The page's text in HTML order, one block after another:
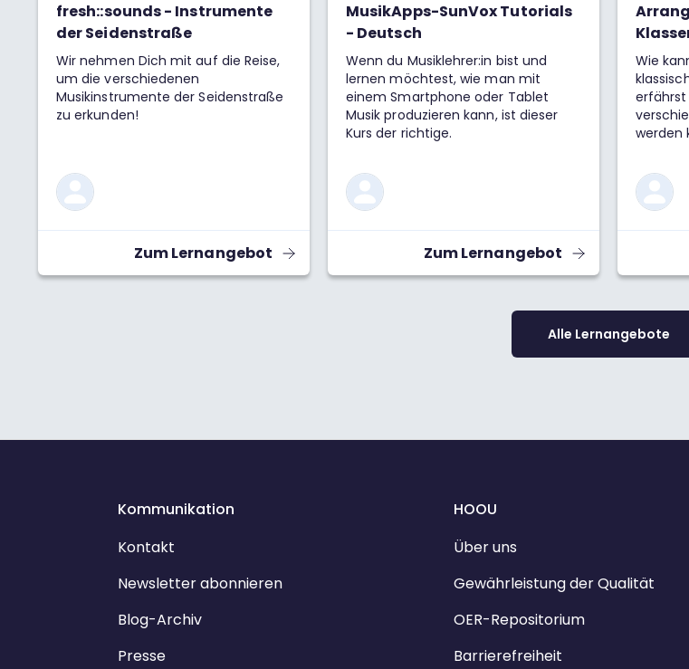
fresh::sounds - Instrumente
der Seidenstraße
Wir nehmen Dich mit auf die Reise,
um die verschiedenen
Musikinstrumente der Seidenstraße
zu erkunden!
Zum Lernangebot
MusikApps-SunVox Tutorials
- Deutsch
Wenn du Musiklehrer:in bist und
lernen möchtest, wie man mit
einem Smartphone oder Tablet
Musik produzieren kann, ist dieser
Zum Lernangebot
Wie
erfährst
Alle Lernangebote
Kommunikation
Kontakt
Newsletter abonnieren
Blog-Archiv
Presse
HOOU
Über uns
Gewährleistung der Qualität
OER-Repositorium
Barrierefreiheit